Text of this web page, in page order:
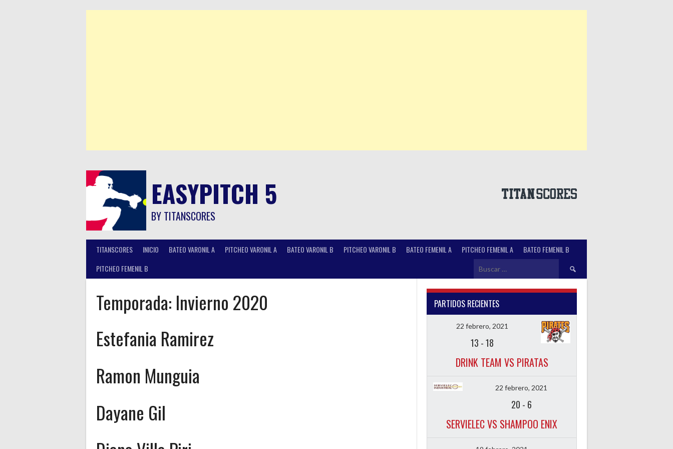
EASYPITCH 5
BY TITANSCORES
TITANSCORES INICIO BATEO VARONIL A PITCHEO VARONIL A BATEO VARONIL B PITCHEO VARONIL B BATEO FEMENIL A PITCHEO FEMENIL A
BATEO FEMENIL B
PITCHEO FEMENIL B
Buscar:
Temporada: Invierno 2020
Estefania Ramirez
Ramon Munguia
Dayane Gil
PARTIDOS RECIENTES
22 febrero, 2021
13 -18
DRINK TEAM VS PIRATAS
22 febrero, 2021
20 - 6
SERVIELEC VS SHAMPOO ENIX